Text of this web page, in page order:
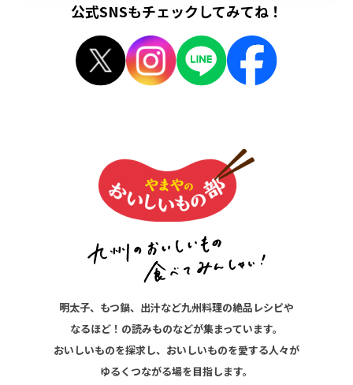
公式SNSもチェックしてみてね！
明太子、もつ鍋、出汁など九州料理の絶品レシピや
なるほど！の読みものなどが集まっています。
おいしいものを探求し、おいしいものを愛する人々が
ゆるくつながる場を目指します。